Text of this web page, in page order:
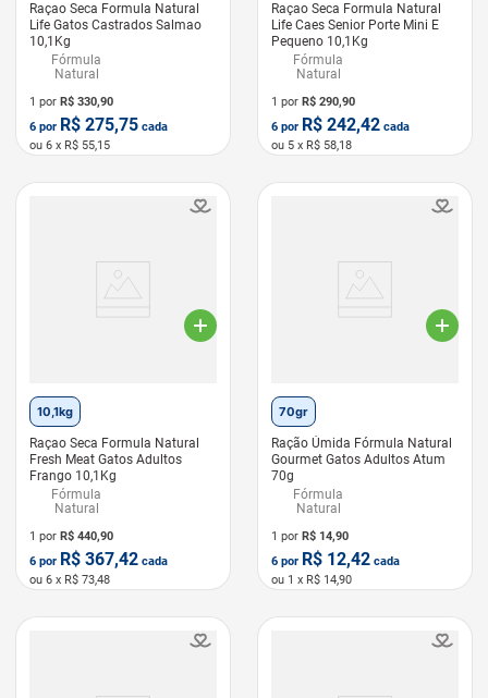
Raçao Seca Formula Natural
Life Gatos Castrados Salmao
10,1Kg
Fórmula
Natural
1 por R$ 330,90
6 por R$ 275,75 cada
ou 6 x R$ 55,15
Raçao Seca Formula Natural
Life Caes Senior Porte Mini E
Pequeno 10,1Kg
Fórmula
Natural
1 por R$ 290,90
6 por R$ 242,42 cada
ou 5 x R$ 58,18
10,1kg
Raçao Seca Formula Natural
Fresh Meat Gatos Adultos
Frango 10,1Kg
Fórmula
Natural
1 por R$ 440,90
6 por R$ 367,42 cada
ou 6 x R$ 73,48
70gr
Ração Úmida Fórmula Natural
Gourmet Gatos Adultos Atum
70g
Fórmula
Natural
1 por R$ 14,90
6 por R$ 12,42 cada
ou 1 x R$ 14,90